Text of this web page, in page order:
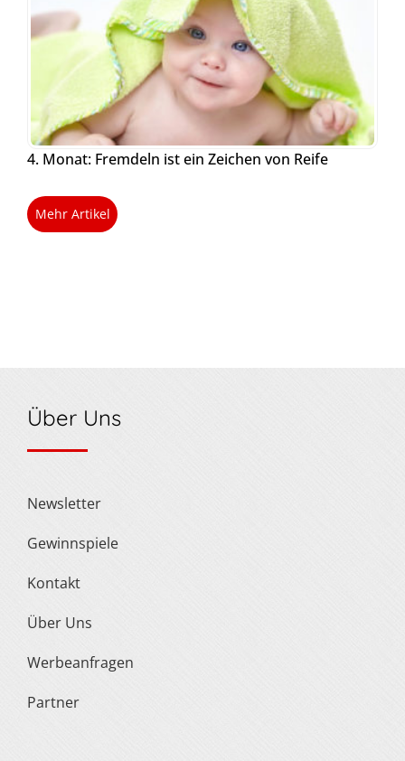
4. Monat: Fremdeln ist ein Zeichen von Reife
Mehr Artikel
Über Uns
Newsletter
Gewinnspiele
Kontakt
Über Uns
Werbeanfragen
Partner